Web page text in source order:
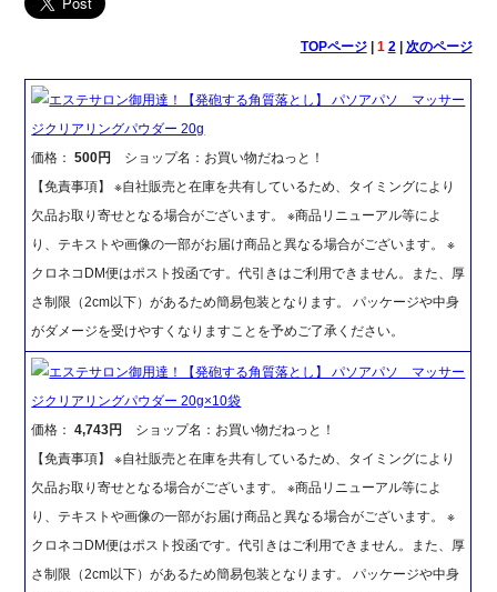
TOPページ| 1 2| 次のページ
エステサロン御用達！【発砲する角質落とし】 パソアパソ マッサー
ジクリアリングパウダー 20g
価格：500円
ショップ名：お買い物だねっと！
【免責事項】 ※自社販売と在庫を共有しているため、タイミングにより
欠品お取り寄せとなる場合がございます。 ※商品リニューアル等によ
り、テキストや画像の一部がお届け商品と異なる場合がございます。 ※
クロネコDM便はポスト投函です。代引きはご利用できません。また、厚
さ制限（2cm以下）があるため簡易包装となります。 パッケージや中身
がダメージを受けやすくなりますことを予めご了承ください。
エステサロン御用達！【発砲する角質落とし】 パソアパソ マッサー
ジクリアリングパウダー 20g×10袋
価格：4,743円
ショップ名：お買い物だねっと！
【免責事項】 ※自社販売と在庫を共有しているため、タイミングにより
欠品お取り寄せとなる場合がございます。 ※商品リニューアル等によ
り、テキストや画像の一部がお届け商品と異なる場合がございます。 ※
クロネコDM便はポスト投函です。代引きはご利用できません。また、厚
さ制限（2cm以下）があるため簡易包装となります。 パッケージや中身